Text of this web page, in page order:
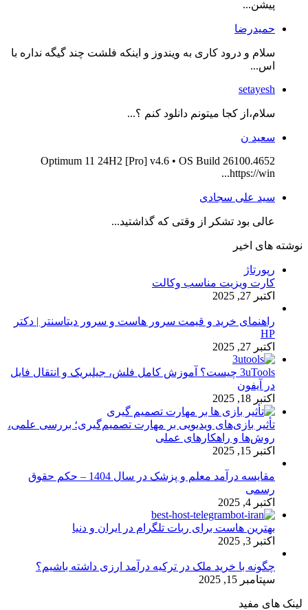
پیشن...
حمیدرضا
سلام و درود کاری به ویندوز و اینکه فلشت چند گیگه نداره با
اس...
setayesh
سلام،از کجا میتونم دانلود کنم ؟...
سعید ن
Optimum 11 24H2 [Pro] v4.6 • OS Build 26100.4652
https://win...
سید علی سجادی
عالی بود تشکر از وقتی که گذاشتید...
نوشته های اخیر
رپورتاژ
کارت ویزیت مناسب وکالت
اکتبر 27, 2025
راهنمای خرید و قیمت سرور هاست و سرور دیتاسنتر | دکتر
HP
اکتبر 27, 2025
3uTools چیست؟ آموزش کامل فلش، جیلبریک و انتقال فایل
در آیفون
اکتبر 18, 2025
تأثیر بازی‌های ویدیویی بر مهارت تصمیم‌گیری؛ بررسی علمی،
روش‌ها و راهکارهای عملی
اکتبر 15, 2025
مقایسه درآمد معلم و پزشک در سال 1404 – حکم حقوق
رسمی
اکتبر 4, 2025
بهترین هاست برای ربات تلگرام در ایران و دنیا
اکتبر 3, 2025
چگونه با خرید ملک در ترکیه درآمد ارزی داشته باشیم؟
سپتامبر 15, 2025
لینک های مفید